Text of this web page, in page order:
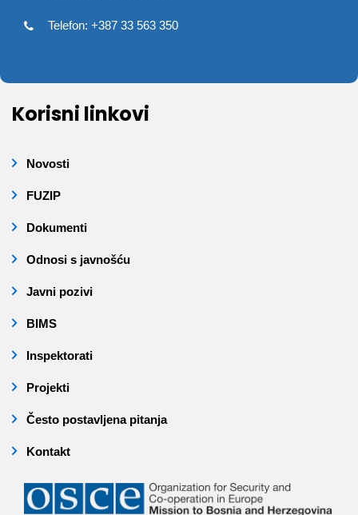
Telefon: +387 33 563 350
Korisni linkovi
Novosti
FUZIP
Dokumenti
Odnosi s javnošću
Javni pozivi
BIMS
Inspektorati
Projekti
Često postavljena pitanja
Kontakt